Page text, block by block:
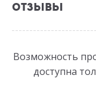
ОТЗЫВЫ
Возможность
доступна